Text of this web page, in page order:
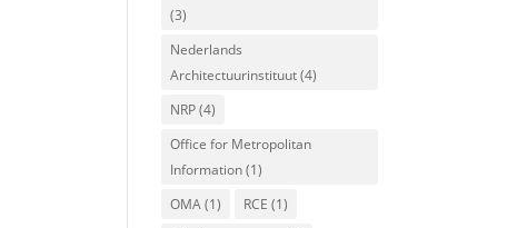
(3)
Nederlands
Architectuurinstituut(4)
NRP(4)
Office for Metropolitan
Information(1)
OMA(1) RCE (1)